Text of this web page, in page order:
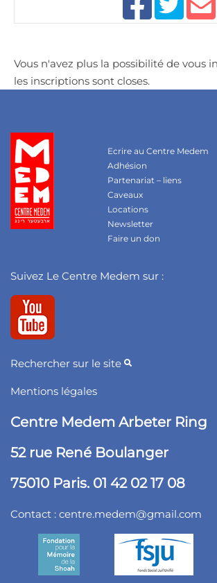
Vous n'avez plus la possibilité de vous
les inscriptions sont closes.
Ecrire au Centre Medem
Adhésion
Partenariat – liens
Caveaux
Locations
Newsletter
Faire un don
Suivez Le Centre Medem sur :
Rechercher sur le site
Mentions légales
Centre Medem Arbeter Ring
52 rue René Boulanger
75010 Paris. 01 42 02 17 08
Contact : centre.medem@gmail.com